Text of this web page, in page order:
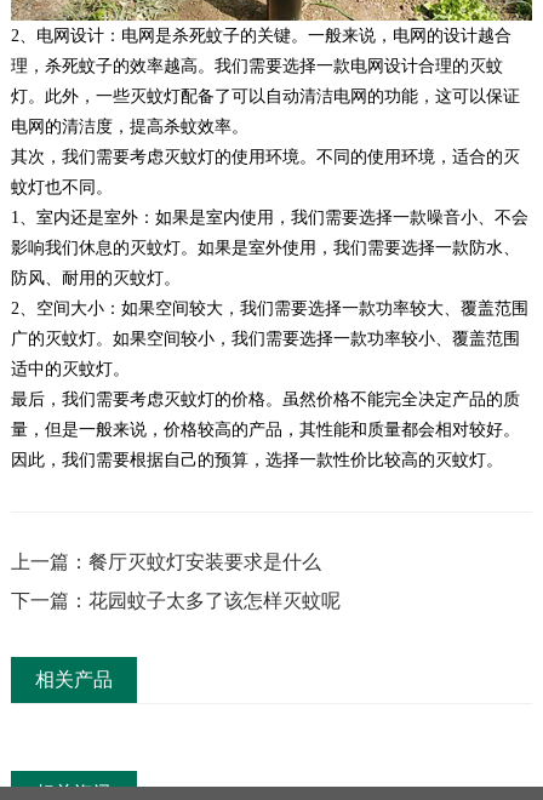
2、电网设计：电网是杀死蚊子的关键。一般来说，电网的设计越合
理，杀死蚊子的效率越高。我们需要选择一款电网设计合理的灭蚊
灯。此外，一些灭蚊灯配备了可以自动清洁电网的功能，这可以保证
电网的清洁度，提高杀蚊效率。
其次，我们需要考虑灭蚊灯的使用环境。不同的使用环境，适合的灭
蚊灯也不同。
1、室内还是室外：如果是室内使用，我们需要选择一款噪音小、不会
影响我们休息的灭蚊灯。如果是室外使用，我们需要选择一款防水、
防风、耐用的灭蚊灯。
2、空间大小：如果空间较大，我们需要选择一款功率较大、覆盖范围
广的灭蚊灯。如果空间较小，我们需要选择一款功率较小、覆盖范围
适中的灭蚊灯。
最后，我们需要考虑灭蚊灯的价格。虽然价格不能完全决定产品的质
量，但是一般来说，价格较高的产品，其性能和质量都会相对较好。
因此，我们需要根据自己的预算，选择一款性价比较高的灭蚊灯。
上一篇：餐厅灭蚊灯安装要求是什么
下一篇：花园蚊子太多了该怎样灭蚊呢
相关产品
相关资讯